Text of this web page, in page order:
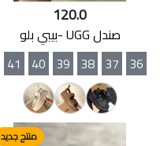
120.0
صندل UGG -بيبي بلو
36
37
38
39
40
41
منتج جديد